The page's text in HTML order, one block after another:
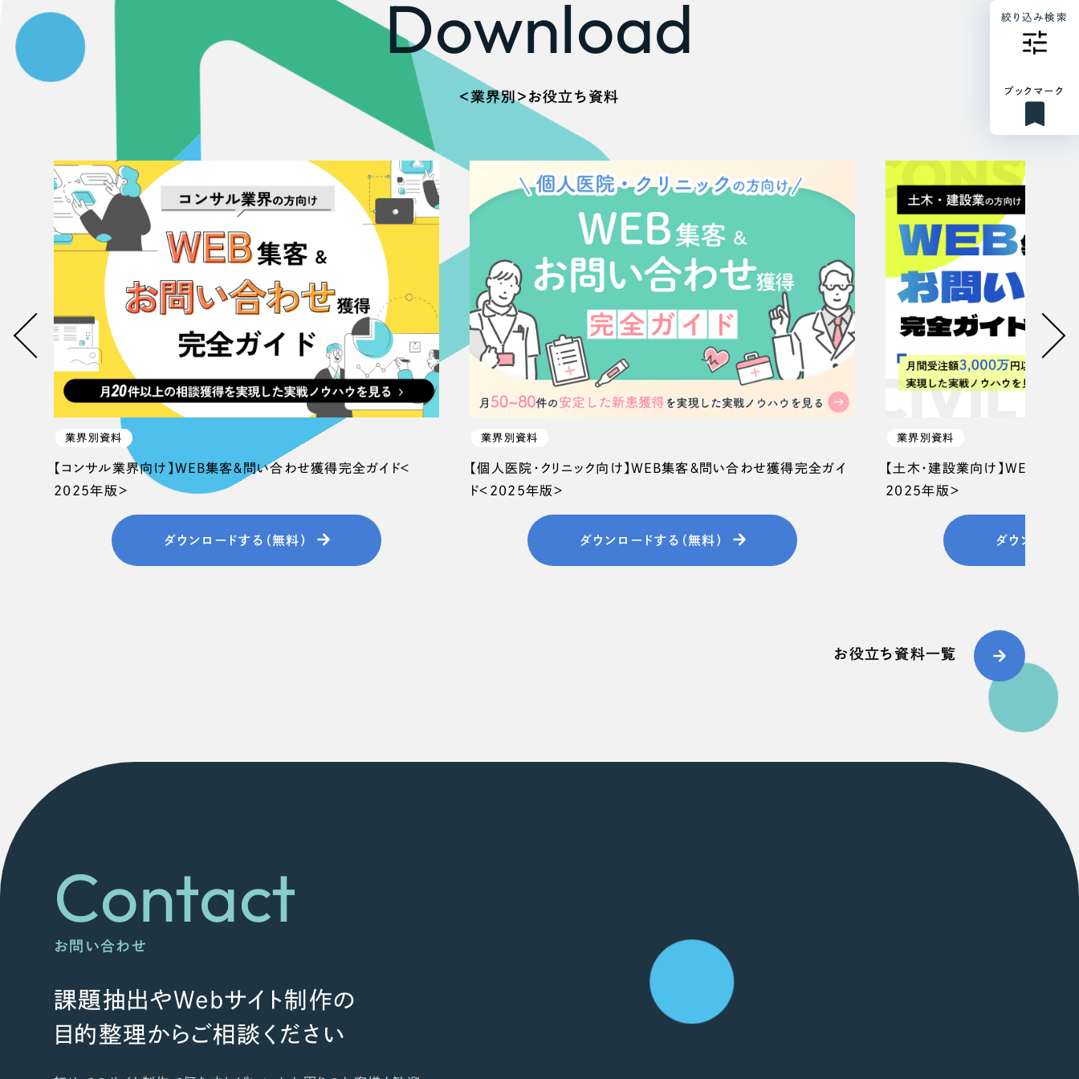
058-215-0066
無料で課題整理を依頼する
絞り込み検索
ブックマーク
Download
＜業界別＞お役立ち資料
業界別資料
【コンサル業界向け】WEB集客＆問い合わせ獲得完全ガイド＜
2025年版＞
ダウンロードする（無料）
業界別資料
【個人医院・クリニック向け】WEB集客＆問い合わせ獲得完全ガイ
ド＜2025年版＞
ダウンロードする（無料）
業界別資料
【土木・建設業向け】WEB集客
2025年版＞
ダウンロード
お役立ち資料一覧
Contact
お問い合わせ
課題抽出やWebサイト制作の
目的整理からご相談ください